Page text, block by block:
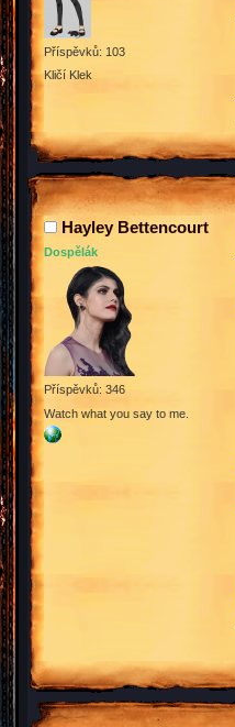
Příspěvků: 103
Kličí Klek
Hayley Bettencourt
Dospělák
Příspěvků: 346
Watch what you say to me.